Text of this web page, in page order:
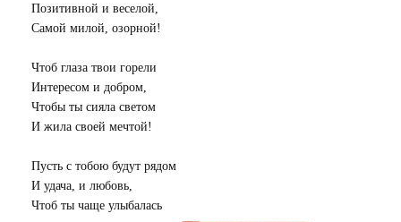
Позитивной и веселой,
Самой милой, озорной!
Чтоб глаза твои горели
Интересом и добром,
Чтобы ты сияла светом
И жила своей мечтой!
Пусть с тобою будут рядом
И удача, и любовь,
Чтоб ты чаще улыбалась